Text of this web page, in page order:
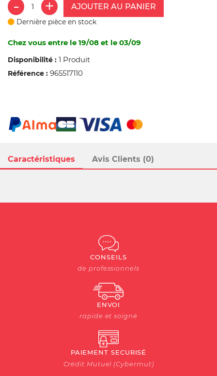
Caractéristiques Avis Clients (0)
AJOUTER AU PANIER
Dernière pièce en stock
Chez vous entre le 19/08 et le 03/09
Disponibilité : 1 Produit
Référence : 965517110
CONSEILS
de professionnels
ENVOI
rapide et soigné
PAIEMENT SECURISÉ
Crédit Mutuel (Cybermut)